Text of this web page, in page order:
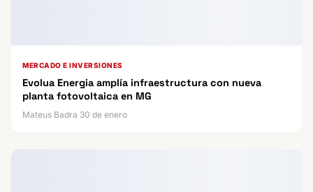
MERCADO E INVERSIONES
Evolua Energia amplía infraestructura con nueva
planta fotovoltaica en MG
Mateus Badra 30 de enero